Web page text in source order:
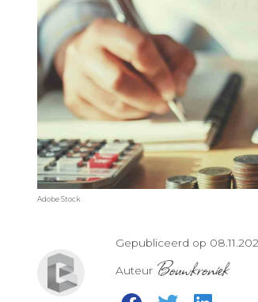
Adobe Stock
Gepubliceerd op
Auteur Bouwkroniek